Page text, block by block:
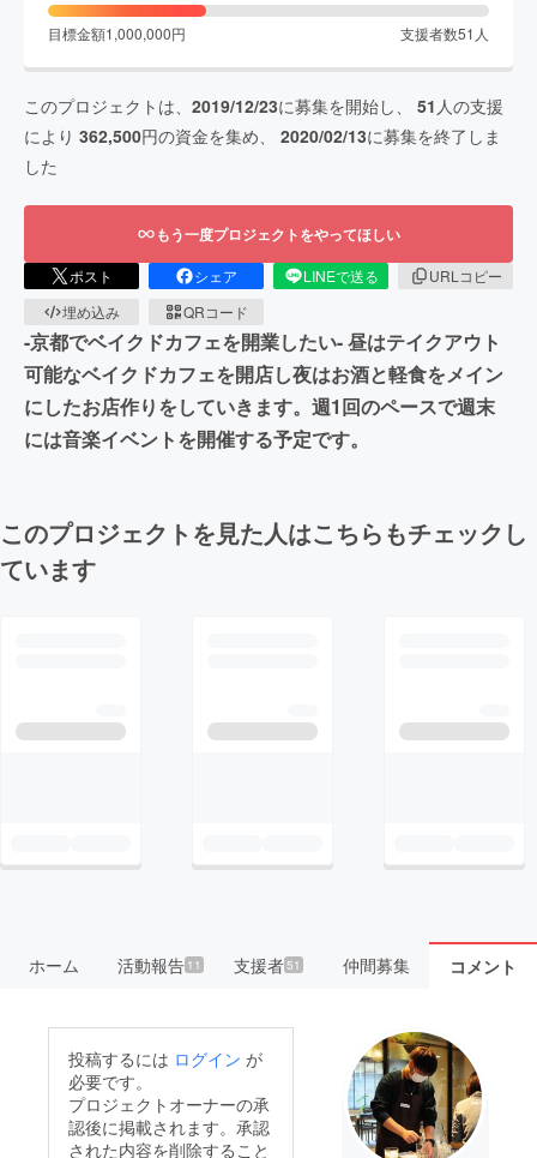
目標金額1,000,000円 支援者数51 人
このプロジェクトは、 2019/12/23に募集を開始し、 51 人の支援
により 362,500円の資金を集め、 2020/02/13に募集を終了しま
した
もう一度プロジェクトをやってほしい
ポスト シェア LINEで送る
URLコピー
埋め込み
QRコード
-京都でベイクドカフェを開業したい- 昼はテイクアウト
可能なベイクドカフェを開店し夜はお酒と軽食をメイン
にしたお店作りをしていきます。週1回のペースで週末
には音楽イベントを開催する予定です。
このプロジェクトを見た人はこちらもチェックし
ています
ホーム 活動報告11 支援者51 仲間募集 コメント
投稿するには ログイン が
必要です。
プロジェクトオーナーの承
認後に掲載されます。承認
された内容を削除すること